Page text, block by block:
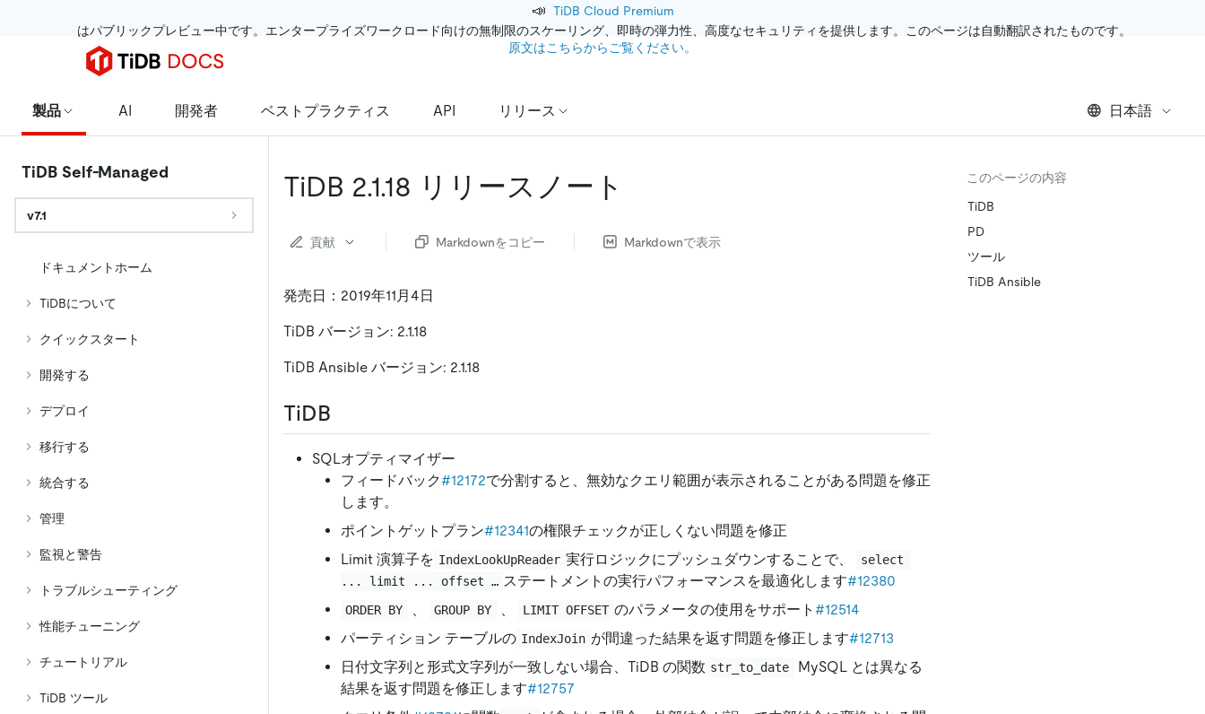
📣 TiDB Cloud Premium
はパブリックプレビュー中です。エンタープライズワークロード向けの無制限のスケーリング、即時の弾力性、高度なセキュリティを提供します。このページは自動翻訳されたものです。
原文はこちらからご覧ください。
製品 AI 開発者 ベストプラクティス API リリース 日本語
TiDB Self-Managed
v7.1
ドキュメントホーム
TiDBについて
クイックスタート
開発する
デプロイ
移行する
統合する
管理
監視と警告
トラブルシューティング
性能チューニング
チュートリアル
TiDB ツール
TiDB 2.1.18 リリースノート
貢献 Markdownをコピー Markdownで表示
発売日：2019年11月4日
TiDB バージョン: 2.1.18
TiDB Ansible バージョン: 2.1.18
TiDB
SQLオプティマイザー
フィードバック#12172で分割すると、無効なクエリ範囲が表示されることがある問題を修正
します。
ポイントゲットプラン#12341の権限チェックが正しくない問題を修正
Limit 演算子を IndexLookUpReader 実行ロジックにプッシュダウンすることで、
select
... limit ... offset … ステートメントの実行パフォーマンスを最適化します#12380
ORDER BY GROUP BY LIMIT OFFSET のパラメータの使用をサポート #12514
パーティション テーブルの IndexJoin が間違った結果を返す問題を修正します#12713
日付文字列と形式文字列が一致しない場合、TiDB の関数 str_to_date
MySQL とは異なる
結果を返す問題を修正します#12757
このページの内容
TiDB
PD
ツール
TiDB Ansible